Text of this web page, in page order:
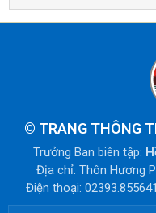
Sở Tài chính
Sở Văn hóa, Thế
Sở Y tế
Tòa án nhân dân tỉnh
© TRANG THÔNG
Trưởng Ban biên tập:
Địa chỉ: Thôn Hương
Điện thoại: